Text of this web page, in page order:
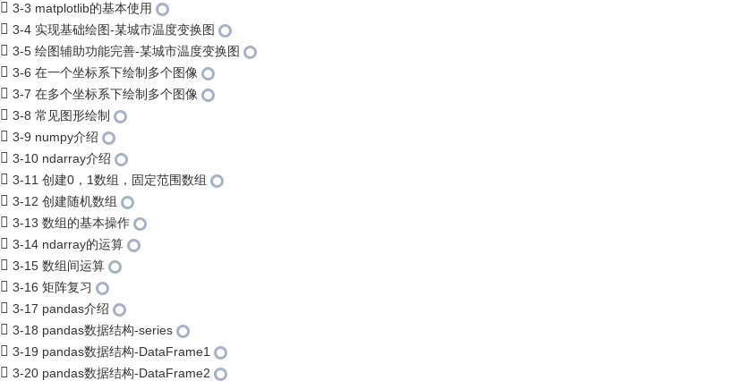
3-3 matplotlib的基本使用
3-4 实现基础绘图-某城市温度变换图
3-5 绘图辅助功能完善-某城市温度变换图
3-6 在一个坐标系下绘制多个图像
3-7 在多个坐标系下绘制多个图像
3-8 常见图形绘制
3-9 numpy介绍
3-10 ndarray介绍
3-11 创建0，1数组，固定范围数组
3-12 创建随机数组
3-13 数组的基本操作
3-14 ndarray的运算
3-15 数组间运算
3-16 矩阵复习
3-17 pandas介绍
3-18 pandas数据结构-series
3-19 pandas数据结构-DataFrame1
3-20 pandas数据结构-DataFrame2